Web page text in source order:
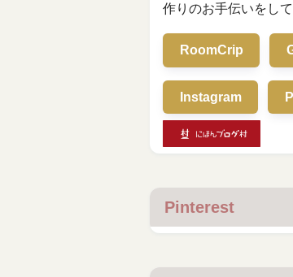
作りのお手伝いをして
RoomCrip
Instagram
Pinterest